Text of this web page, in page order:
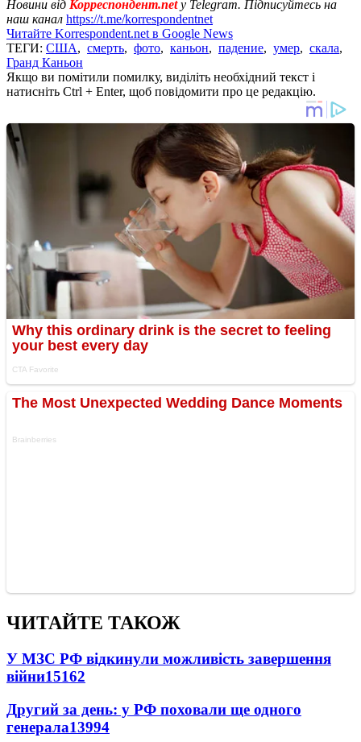
Новини від Корреспондент.net у Telegram. Підписуйтесь на
наш канал https://t.me/korrespondentnet
Читайте Korrespondent.net в Google News
ТЕГИ: США, смерть, фото, каньон, падение, умер, скала,
Гранд Каньон
Якщо ви помітили помилку, виділіть необхідний текст і
натисніть Ctrl + Enter, щоб повідомити про це редакцію.
ЧИТАЙТЕ ТАКОЖ
У МЗС РФ відкинули можливість завершення
війни15162
Другий за день: у РФ поховали ще одного
генерала13994